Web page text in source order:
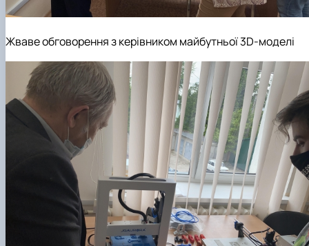
Жваве обговорення з керівником майбутньої 3D-моделі